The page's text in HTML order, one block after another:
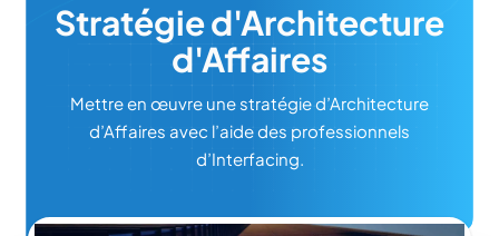
Stratégie d'Architecture
d'Affaires
Mettre en œuvre une stratégie d’Architecture
d’Affaires avec l’aide des professionnels
d’Interfacing.